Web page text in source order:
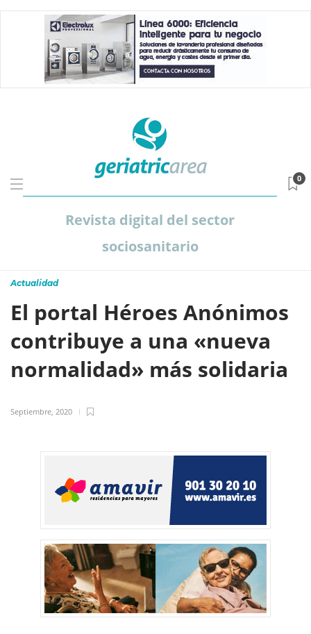
Revista digital del sector
sociosanitario
0
Actualidad
El portal Héroes Anónimos
contribuye a una «nueva
normalidad» más solidaria
Septiembre, 2020